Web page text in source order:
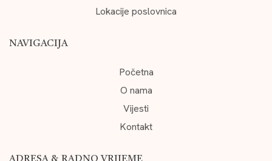
Lokacije poslovnica
NAVIGACIJA
Početna
O nama
Vijesti
Kontakt
ADRESA & RADNO VRIJEME